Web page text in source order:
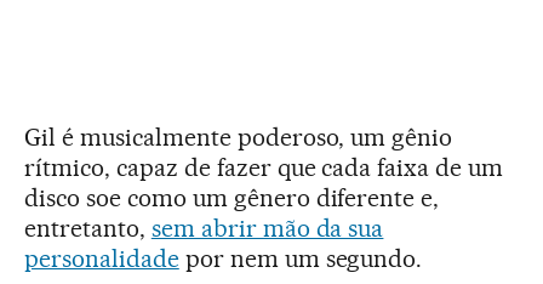
Gil é musicalmente poderoso, um gênio
rítmico, capaz de fazer que cada faixa de um
disco soe como um gênero diferente e,
entretanto, sem abrir mão da sua
personalidadepor nem um segundo.